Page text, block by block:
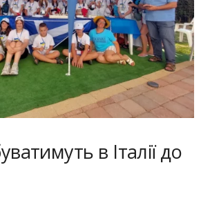
в Італії до